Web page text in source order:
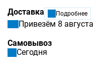
Доставка
Подробнее
Привезём 8 августа
Самовывоз
Сегодня